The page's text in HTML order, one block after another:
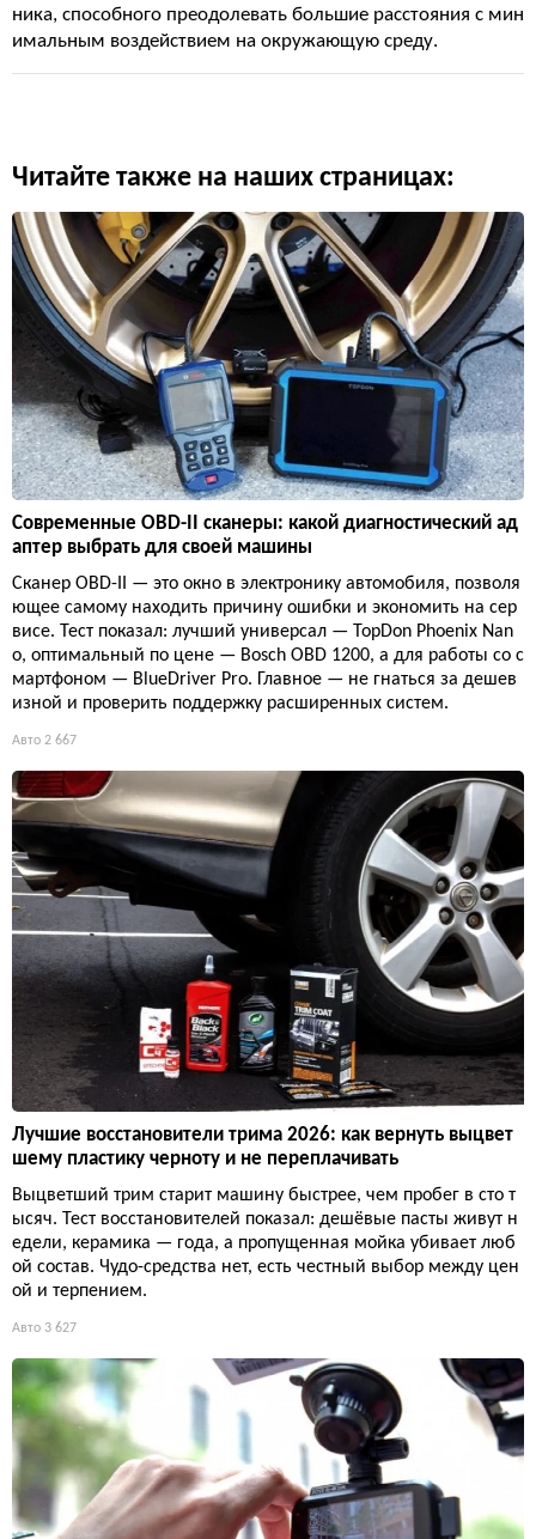
ника, способного преодолевать большие расстояния с мин
имальным воздействием на окружающую среду.
Читайте также на наших страницах:
Современные OBD-II сканеры: какой диагностический ад
аптер выбрать для своей машины
Сканер OBD-II — это окно в электронику автомобиля, позволя
ющее самому находить причину ошибки и экономить на сер
висе. Тест показал: лучший универсал — TopDon Phoenix Nan
o, оптимальный по цене — Bosch OBD 1200, а для работы со с
мартфоном — BlueDriver Pro. Главное — не гнаться за дешев
изной и проверить поддержку расширенных систем.
Авто 2 667
Лучшие восстановители трима 2026: как вернуть выцвет
шему пластику черноту и не переплачивать
Выцветший трим старит машину быстрее, чем пробег в сто т
ысяч. Тест восстановителей показал: дешёвые пасты живут н
едели, керамика — года, а пропущенная мойка убивает люб
ой состав. Чудо-средства нет, есть честный выбор между цен
ой и терпением.
Авто 3 627